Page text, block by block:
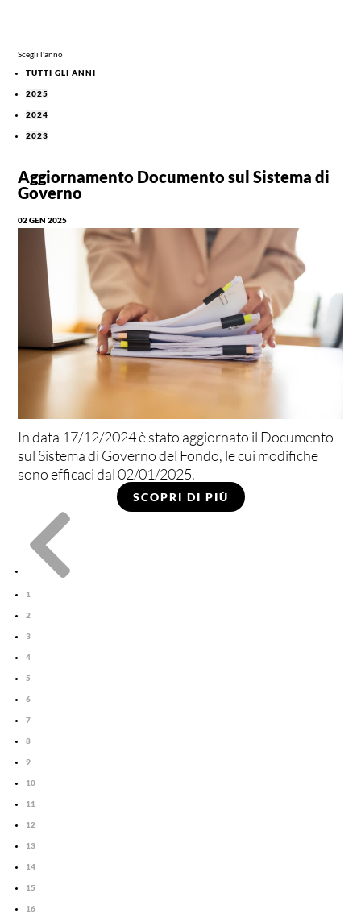
Scegli l'anno
TUTTI GLI ANNI
2025
2024
2023
Aggiornamento Documento sul Sistema di
Governo
02 GEN 2025
In data 17/12/2024 è stato aggiornato il Documento
sul Sistema di Governo del Fondo, le cui modifiche
sono efficaci dal 02/01/2025.
SCOPRI DI PIÙ

1
2
3
4
5
6
7
8
9
10
11
12
13
14
15
16